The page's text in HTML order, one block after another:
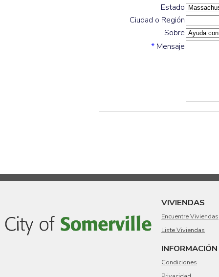
Estado
Ciudad o Región
Sobre
* Mensaje
VIVIENDAS
Encuentre Viviendas
Liste Viviendas
Condiciones